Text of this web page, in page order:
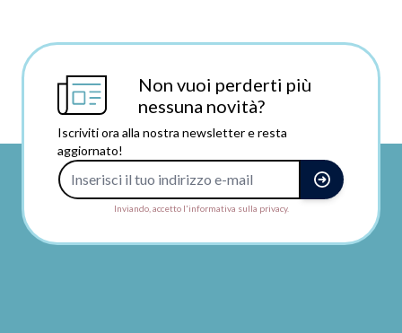
Non vuoi perderti più
nessuna novità?
Iscriviti ora alla nostra newsletter e resta
aggiornato!
Inviando, accetto l'informativa sulla privacy.